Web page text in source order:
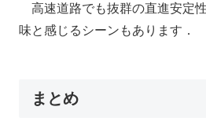
高速道路でも抜群の直進安定
味と感じるシーンもあります．
まとめ